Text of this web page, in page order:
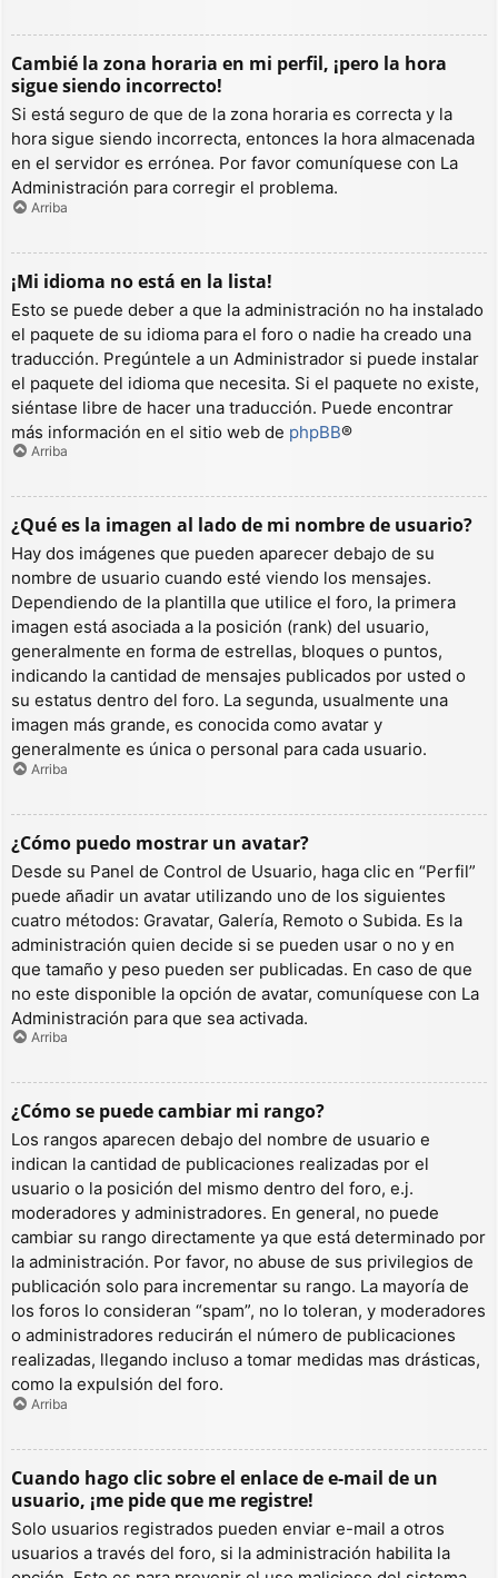
Cambié la zona horaria en mi perfil, ¡pero la hora
sigue siendo incorrecto!
Si está seguro de que de la zona horaria es correcta y la
hora sigue siendo incorrecta, entonces la hora almacenada
en el servidor es errónea. Por favor comuníquese con La
Administración para corregir el problema.
Arriba
¡Mi idioma no está en la lista!
Esto se puede deber a que la administración no ha instalado
el paquete de su idioma para el foro o nadie ha creado una
traducción. Pregúntele a un Administrador si puede instalar
el paquete del idioma que necesita. Si el paquete no existe,
siéntase libre de hacer una traducción. Puede encontrar
más información en el sitio web de phpBB®
Arriba
¿Qué es la imagen al lado de mi nombre de usuario?
Hay dos imágenes que pueden aparecer debajo de su
nombre de usuario cuando esté viendo los mensajes.
Dependiendo de la plantilla que utilice el foro, la primera
imagen está asociada a la posición (rank) del usuario,
generalmente en forma de estrellas, bloques o puntos,
indicando la cantidad de mensajes publicados por usted o
su estatus dentro del foro. La segunda, usualmente una
imagen más grande, es conocida como avatar y
generalmente es única o personal para cada usuario.
Arriba
¿Cómo puedo mostrar un avatar?
Desde su Panel de Control de Usuario, haga clic en “Perfil”
puede añadir un avatar utilizando uno de los siguientes
cuatro métodos: Gravatar, Galería, Remoto o Subida. Es la
administración quien decide si se pueden usar o no y en
que tamaño y peso pueden ser publicadas. En caso de que
no este disponible la opción de avatar, comuníquese con La
Administración para que sea activada.
Arriba
¿Cómo se puede cambiar mi rango?
Los rangos aparecen debajo del nombre de usuario e
indican la cantidad de publicaciones realizadas por el
usuario o la posición del mismo dentro del foro, e.j.
moderadores y administradores. En general, no puede
cambiar su rango directamente ya que está determinado por
la administración. Por favor, no abuse de sus privilegios de
publicación solo para incrementar su rango. La mayoría de
los foros lo consideran “spam”, no lo toleran, y moderadores
o administradores reducirán el número de publicaciones
realizadas, llegando incluso a tomar medidas mas drásticas,
como la expulsión del foro.
Arriba
Cuando hago clic sobre el enlace de e-mail de un
usuario, ¡me pide que me registre!
Solo usuarios registrados pueden enviar e-mail a otros
usuarios a través del foro, si la administración habilita la